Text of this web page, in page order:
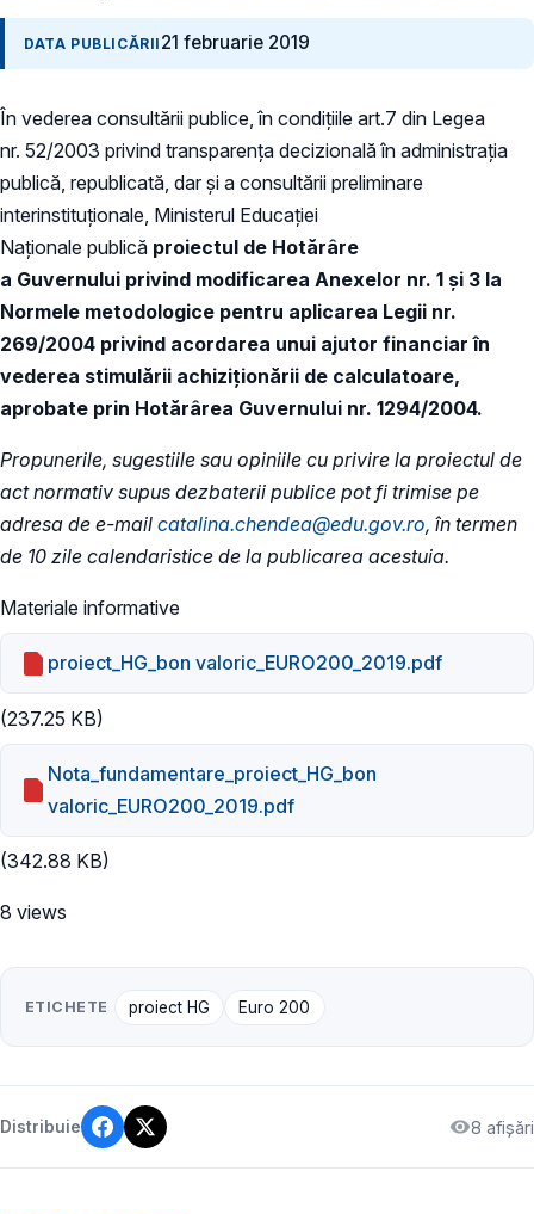
DATA PUBLICĂRII 21 februarie 2019
În vederea consultării publice, în condiţiile art.7 din Legea
nr. 52/2003 privind transparenţa decizională în administraţia
publică, republicată, dar și a consultării preliminare
interinstituționale, Ministerul Educaţiei
Naţionale publică proiectul de Hotărâre
a Guvernului privind modificarea Anexelor nr. 1 și 3 la
Normele metodologice pentru aplicarea Legii nr.
269/2004 privind acordarea unui ajutor financiar în
vederea stimulării achiziționării de calculatoare,
aprobate prin Hotărârea Guvernului nr. 1294/2004.
Propunerile, sugestiile sau opiniile cu privire la proiectul de
act normativ supus dezbaterii publice pot fi trimise pe
adresa de e-mail catalina.chendea@edu.gov.ro, în termen
de 10 zile calendaristice de la publicarea acestuia.
Materiale informative
proiect_HG_bon valoric_EURO200_2019.pdf
(237.25 KB)
Nota_fundamentare_proiect_HG_bon
valoric_EURO200_2019.pdf
(342.88 KB)
8 views
ETICHETE proiect HG Euro 200
Distribuie 8 afișări